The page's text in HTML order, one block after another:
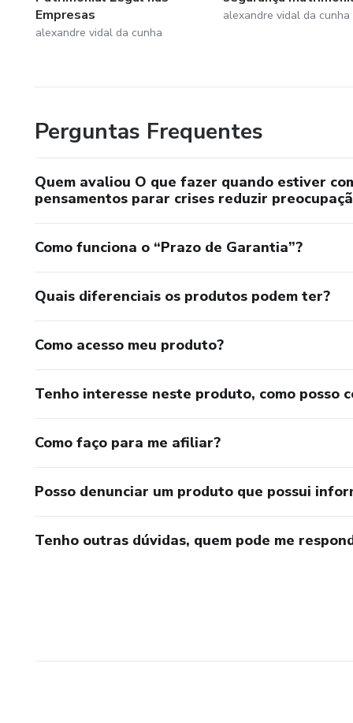
Aprender a informação certa no momento certo pode
Empresas
alexandre vidal da cunha
alexandre vidal da cunha
Perguntas Frequentes
Quem avaliou O que fazer quando estiver
pensamentos parar crises reduzir
Como funciona o “Prazo de Garantia”?
Quais diferenciais os produtos podem ter?
Como acesso meu produto?
Tenho interesse neste produto, como posso
Como faço para me afiliar?
Posso denunciar um produto que possui
Tenho outras dúvidas, quem pode me